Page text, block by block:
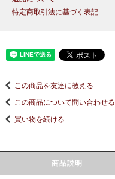
特定商取引法に基づく表記
この商品を友達に教える
この商品について問い合わせる
買い物を続ける
商品説明